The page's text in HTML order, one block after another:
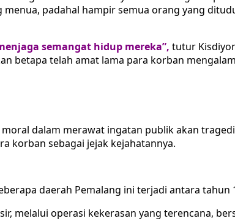
padahal hampir semua orang yang
semangat hidup mereka”, tutur
betapa telah amat lama para korban
dalam merawat ingatan publik akan
korban sebagai jejak kejahatannya.
daerah Pemalang ini terjadi antara tahun
melalui operasi kekerasan yang terencana,